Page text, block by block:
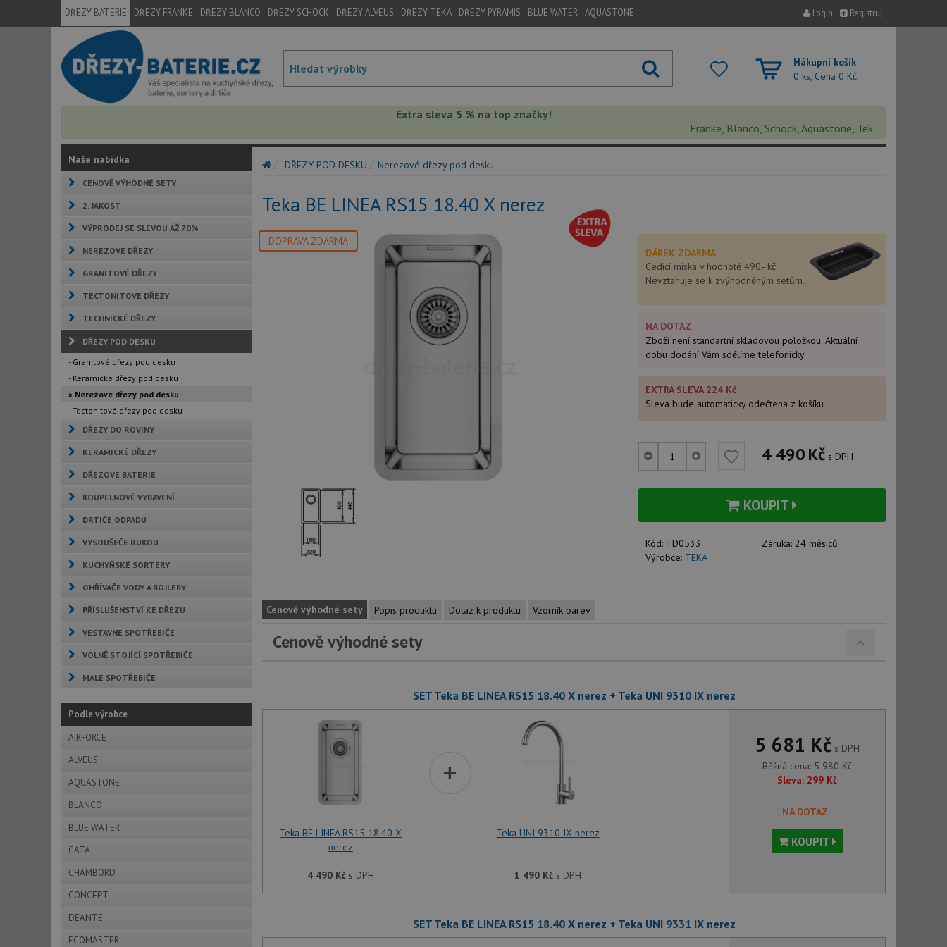
DŘEZY BATERIE DŘEZY FRANKE DŘEZY BLANCO DŘEZY SCHOCK DŘEZY ALVEUS DŘEZY TEKA DŘEZY PYRAMIS BLUE WATER AQUASTONE Login Registruj
Nákupní košík
0 ks, Cena 0 Kč
Extra sleva 5 % na top značky!
Franke, Blanco, Schock, Aquastone, Teka, Helika, Deante,
Naše nabídka
CENOVĚ VÝHODNÉ SETY
2. JAKOST
VÝPRODEJ SE SLEVOU AŽ 70%
NEREZOVÉ DŘEZY
GRANITOVÉ DŘEZY
TECTONITOVÉ DŘEZY
TECHNICKÉ DŘEZY
DŘEZY POD DESKU
- Granitové dřezy pod desku
- Keramické dřezy pod desku
» Nerezové dřezy pod desku
- Tectonitové dřezy pod desku
DŘEZY DO ROVINY
KERAMICKÉ DŘEZY
DŘEZOVÉ BATERIE
KOUPELNOVÉ VYBAVENÍ
DRTIČE ODPADU
VYSOUŠEČE RUKOU
KUCHYŇSKÉ SORTERY
OHŘÍVAČE VODY A BOJLERY
PŘÍSLUŠENSTVÍ KE DŘEZU
VESTAVNÉ SPOTŘEBIČE
VOLNĚ STOJÍCÍ SPOTŘEBIČE
MALÉ SPOTŘEBIČE
Podle výrobce
AIRFORCE
ALVEUS
AQUASTONE
BLANCO
BLUE WATER
CATA
CHAMBORD
CONCEPT
DEANTE
ECOMASTER
DŘEZY POD DESKU Nerezové dřezy pod desku
Teka BE LINEA RS15 18.40 X nerez
DOPRAVA ZDARMA
DÁREK ZDARMA
Cedící miska v hodnotě 490,- kč
Nevztahuje se k zvýhodněným setům.
NA DOTAZ
Zboží není standartní skladovou položkou. Aktuální
dobu dodání Vám sdělíme telefonicky
EXTRA SLEVA 224 Kč
Sleva bude automaticky odečtena z košíku
4 490Kč s DPH
KOUPIT
Kód: TD0533 Záruka:24 měsíců
Výrobce: TEKA
Cenově výhodné sety Popis produktu Dotaz k produktu Vzorník barev
Cenově výhodné sety
SET Teka BE LINEA RS15 18.40 X nerez + Teka UNI 9310 IX nerez
Teka BE LINEA RS15 18.40 X
nerez
4 490 Kčs DPH
+
Teka UNI 9310 IX nerez
1 490 Kč s DPH
5 681 Kčs DPH
Běžná cena: 5 980 Kč
Sleva: 299 Kč
NA DOTAZ
KOUPIT
SET Teka BE LINEA RS15 18.40 X nerez + Teka UNI 9331 IX nerez